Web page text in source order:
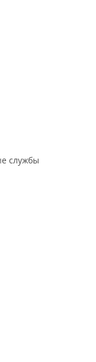
службы